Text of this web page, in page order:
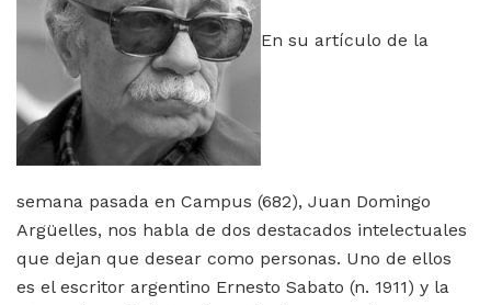
En su artículo de la
semana pasada en Campus (682), Juan Domingo
Argüelles, nos habla de dos destacados intelectuales
que dejan que desear como personas. Uno de ellos
es el escritor argentino Ernesto Sabato (n. 1911) y la